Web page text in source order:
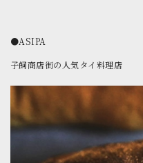
●ASIPA
子飼商店街の人気タイ料理店